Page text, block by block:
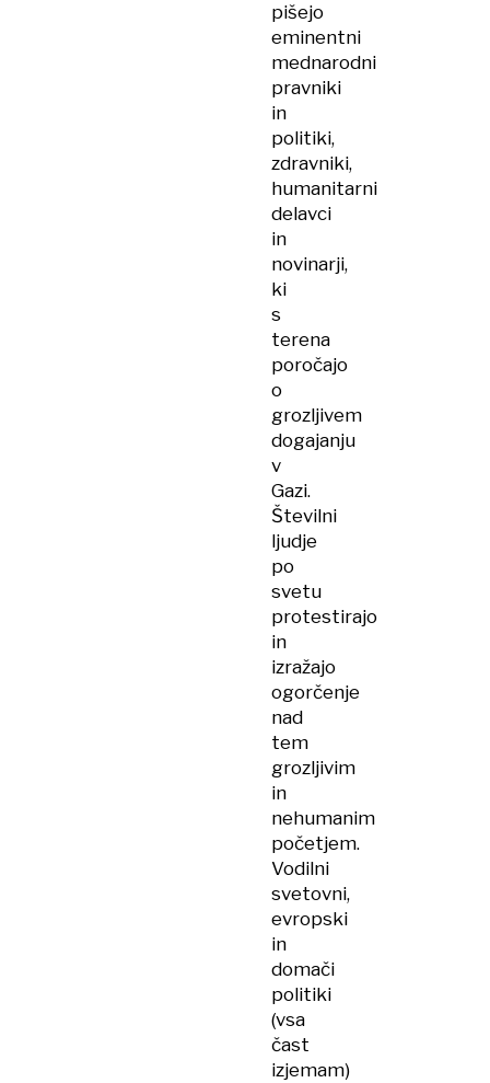
pišejo
eminentni
mednarodni
pravniki
in
politiki,
zdravniki,
humanitarni
delavci
in
novinarji,
ki
s
terena
poročajo
o
grozljivem
dogajanju
v
Gazi.
Številni
ljudje
po
svetu
protestirajo
in
izražajo
ogorčenje
nad
tem
grozljivim
in
nehumanim
početjem.
Vodilni
svetovni,
evropski
in
domači
politiki
(vsa
čast
izjemam)